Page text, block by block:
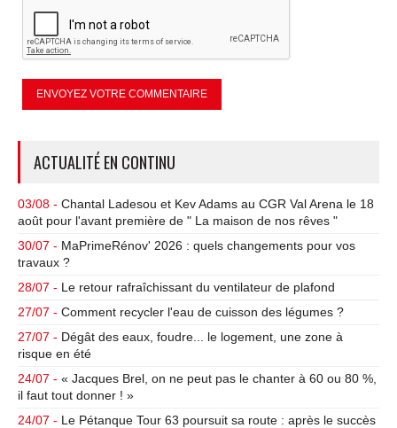
ACTUALITÉ EN CONTINU
03/08 - Chantal Ladesou et Kev Adams au CGR Val Arena le 18
août pour l'avant première de " La maison de nos rêves "
30/07 - MaPrimeRénov' 2026 : quels changements pour vos
travaux ?
28/07 - Le retour rafraîchissant du ventilateur de plafond
27/07 - Comment recycler l'eau de cuisson des légumes ?
27/07 - Dégât des eaux, foudre... le logement, une zone à
risque en été
24/07 - « Jacques Brel, on ne peut pas le chanter à 60 ou 80 %,
il faut tout donner ! »
24/07 - Le Pétanque Tour 63 poursuit sa route : après le succès